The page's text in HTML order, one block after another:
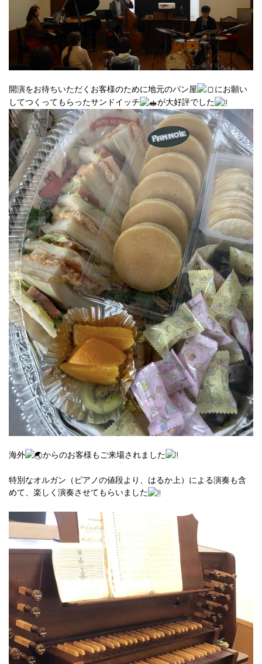
開演をお待ちいただくお客様のために地元のパン屋
にお願い
してつくってもらったサンドイッチ
が大好評でした
海外 からのお客様もご来場されました
特別なオルガン（ピアノの値段より、はるか上）による演奏も含
めて、楽しく演奏させてもらいました